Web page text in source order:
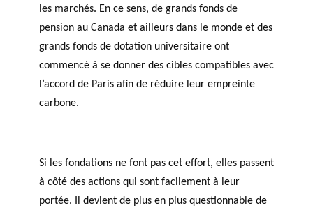
les marchés. En ce sens, de grands fonds de
pension au Canada et ailleurs dans le monde et des
grands fonds de dotation universitaire ont
commencé à se donner des cibles compatibles avec
l’accord de Paris afin de réduire leur empreinte
carbone.
Si les fondations ne font pas cet effort, elles passent
à côté des actions qui sont facilement à leur
portée. Il devient de plus en plus questionnable de